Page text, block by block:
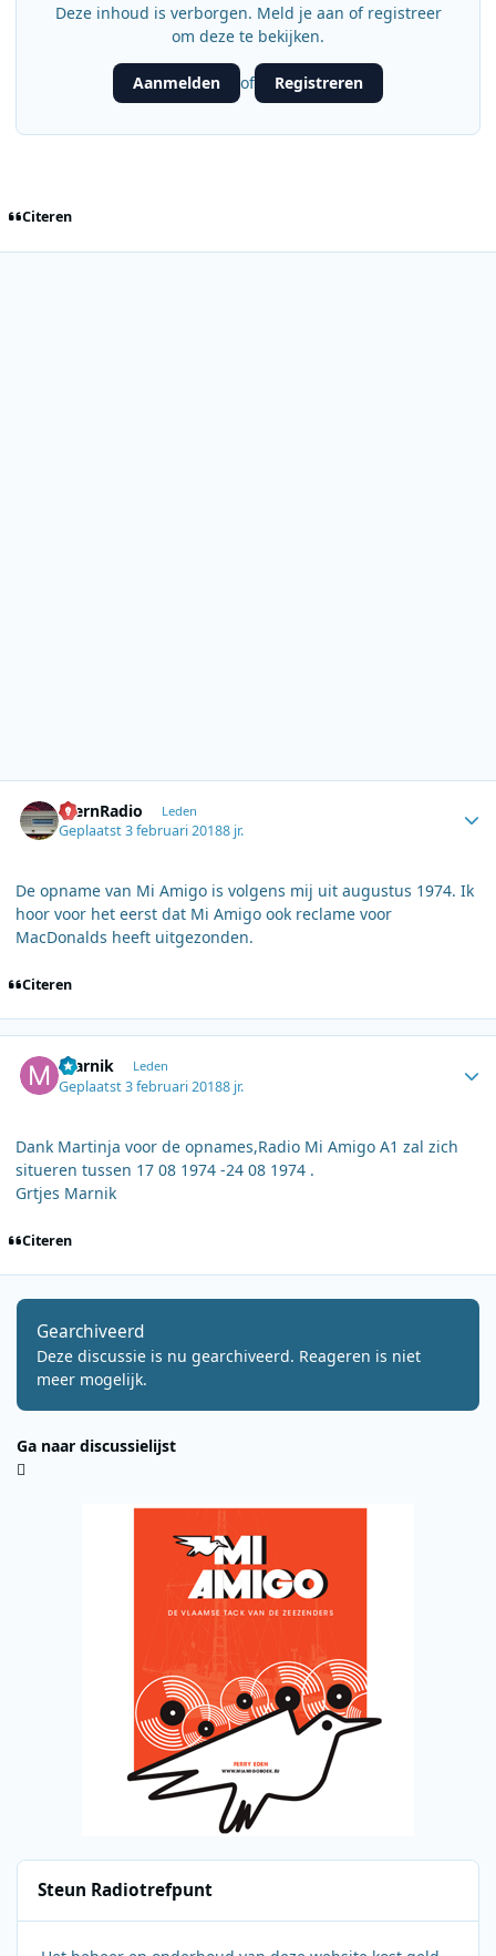
Deze inhoud is verborgen. Meld je aan of registreer
om deze te bekijken.
Aanmelden of Registreren
Citeren
SternRadio Leden
Geplaatst3 februari 20188 jr.
De opname van Mi Amigo is volgens mij uit augustus 1974. Ik
hoor voor het eerst dat Mi Amigo ook reclame voor
MacDonalds heeft uitgezonden.
Citeren
marnik Leden
Geplaatst3 februari 20188 jr.
Dank Martinja voor de opnames,Radio Mi Amigo A1 zal zich
situeren tussen 17 08 1974 -24 08 1974 .
Grtjes Marnik
Citeren
Gearchiveerd
Deze discussie is nu gearchiveerd. Reageren is niet
meer mogelijk.
Ga naar discussielijst
Steun Radiotrefpunt